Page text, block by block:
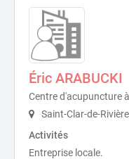
Éric ARABUCKI
Centre d'acupuncture
Saint-Clar-de-
Activités
Entreprise locale.